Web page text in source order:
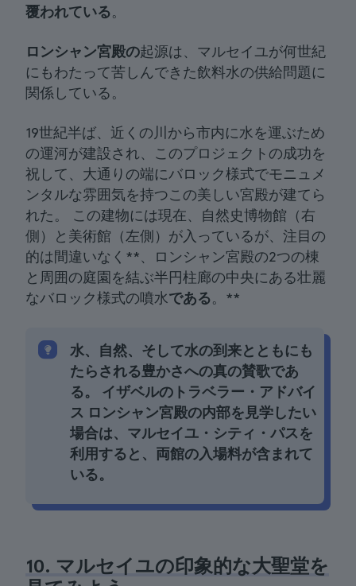
覆われている。
ロンシャン宮殿の起源は、マルセイユが何世紀
にもわたって苦しんできた飲料水の供給問題に
関係している。
19世紀半ば、近くの川から市内に水を運ぶため
の運河が建設され、このプロジェクトの成功を
祝して、大通りの端にバロック様式でモニュメ
ンタルな雰囲気を持つこの美しい宮殿が建てら
れた。 この建物には現在、自然史博物館（右
側）と美術館（左側）が入っているが、注目の
的は間違いなく**、ロンシャン宮殿の2つの棟
と周囲の庭園を結ぶ半円柱廊の中央にある壮麗
なバロック様式の噴水である。**
水、自然、そして水の到来とともにも
たらされる豊かさへの真の賛歌であ
る。 イザベルのトラベラー・アドバイ
ス ロンシャン宮殿の内部を見学したい
場合は、マルセイユ・シティ・パスを
利用すると、両館の入場料が含まれて
いる。
10. マルセイユの印象的な大聖堂を